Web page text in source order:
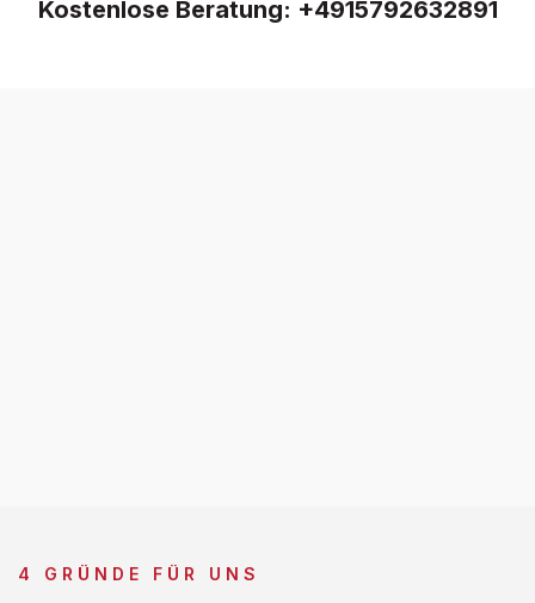
Kostenlose Beratung: +4915792632891
4 GRÜNDE FÜR UNS